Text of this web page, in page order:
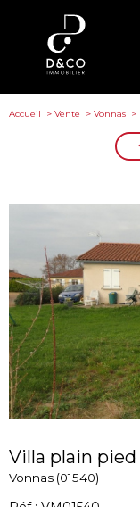
Accueil Vente Vonnas
Villa plain pied
Vonnas (01540)